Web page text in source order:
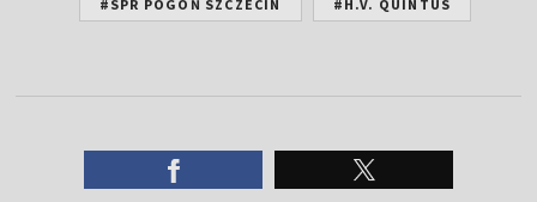
#SPR POGOŃ SZCZECIN #H.V. QUINTUS